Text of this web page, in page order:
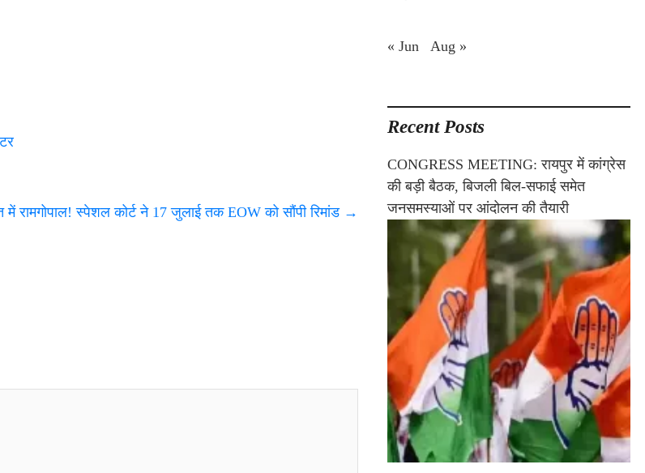
रामगोपाल! स्पेशल कोर्ट ने 17 जुलाई तक EOW को सौंपी रिमांड →
« Jun Aug »
Recent Posts
CONGRESS MEETING: रायपुर में कांग्रेस
की बड़ी बैठक, बिजली बिल-सफाई समेत
जनसमस्याओं पर आंदोलन की तैयारी